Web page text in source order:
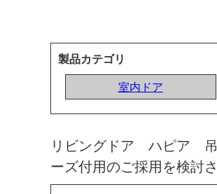
製品カテゴリ
室内ドア
リビングドア ハピア
ーズ付用のご採用を検討